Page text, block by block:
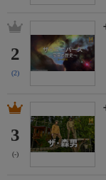
2
(2)
3
(-)